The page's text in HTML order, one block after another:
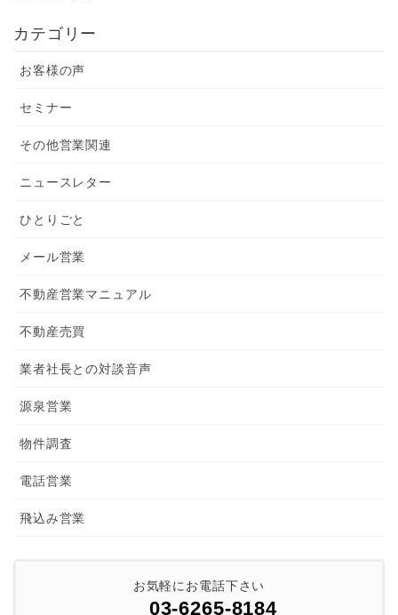
カテゴリー
お客様の声
セミナー
その他営業関連
ニュースレター
ひとりごと
メール営業
不動産営業マニュアル
不動産売買
業者社長との対談音声
源泉営業
物件調査
電話営業
飛込み営業
お気軽にお電話下さい
03-6265-8184